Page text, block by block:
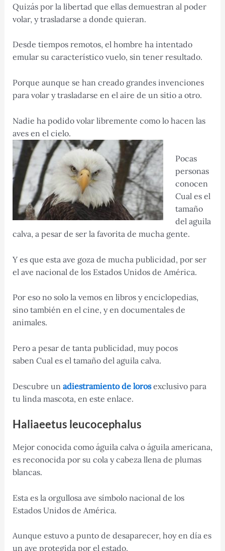
Quizás por la libertad que ellas demuestran al poder
volar, y trasladarse a donde quieran.
Desde tiempos remotos, el hombre ha intentado
emular su característico vuelo, sin tener resultado.
Porque aunque se han creado grandes invenciones
para volar y trasladarse en el aire de un sitio a otro.
Nadie ha podido volar libremente como lo hacen las
aves en el cielo.
Pocas
personas
conocen
Cual es el
tamaño
del aguila
calva, a pesar de ser la favorita de mucha gente.
Y es que esta ave goza de mucha publicidad, por ser
el ave nacional de los Estados Unidos de América.
Por eso no solo la vemos en libros y enciclopedias,
sino también en el cine, y en documentales de
animales.
Pero a pesar de tanta publicidad, muy pocos
saben Cual es el tamaño del aguila calva.
Descubre un adiestramiento de lorosexclusivo para
tu linda mascota, en este enlace.
Haliaeetus leucocephalus
Mejor conocida como águila calva o águila americana,
es reconocida por su cola y cabeza llena de plumas
blancas.
Esta es la orgullosa ave símbolo nacional de los
Estados Unidos de América.
Aunque estuvo a punto de desaparecer, hoy en día es
un ave protegida por el estado.